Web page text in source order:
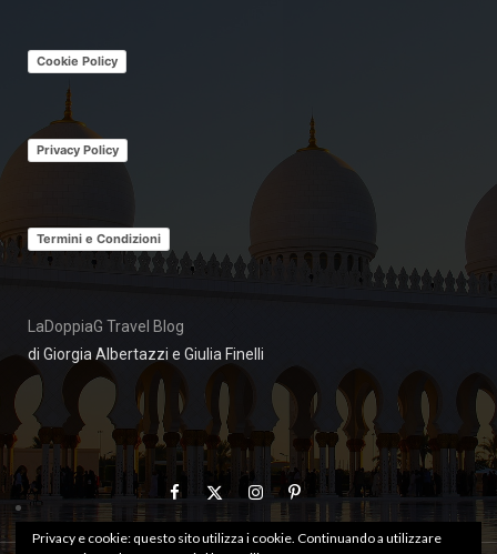
Cookie Policy
Privacy Policy
Termini e Condizioni
LaDoppiaG Travel Blog
di Giorgia Albertazzi e Giulia Finelli
Privacy e cookie: questo sito utilizza i cookie. Continuando a utilizzare